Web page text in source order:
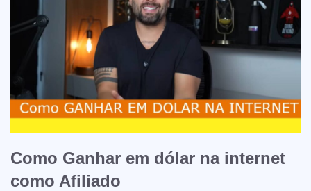
Como Ganhar em dólar na internet
como Afiliado